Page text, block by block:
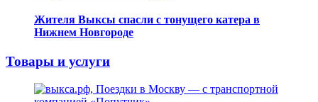
Жителя Выксы спасли с тонущего катера в
Нижнем Новгороде
Товары и услуги